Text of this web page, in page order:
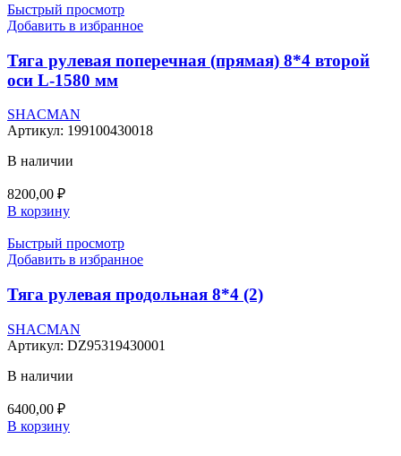
Быстрый просмотр
Добавить в избранное
Тяга рулевая поперечная (прямая) 8*4 второй
оси L-1580 мм
SHACMAN
Артикул: 199100430018
В наличии
8200,00 ₽
В корзину
Быстрый просмотр
Добавить в избранное
Тяга рулевая продольная 8*4 (2)
SHACMAN
Артикул: DZ95319430001
В наличии
6400,00 ₽
В корзину